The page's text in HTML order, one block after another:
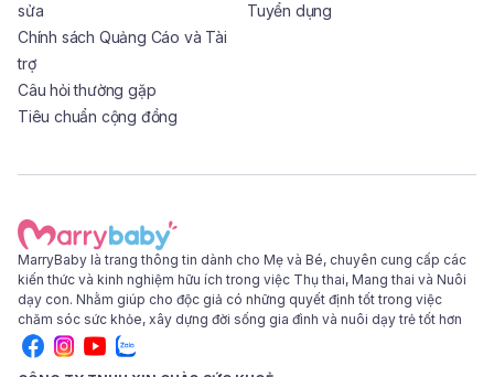
sửa
Chính sách Quảng Cáo và Tài
trợ
Câu hỏi thường gặp
Tiêu chuẩn cộng đồng
Tuyển dụng
MarryBaby là trang thông tin dành cho Mẹ và Bé, chuyên cung cấp các
kiến thức và kinh nghiệm hữu ích trong việc Thụ thai, Mang thai và Nuôi
dạy con. Nhằm giúp cho độc giả có những quyết định tốt trong việc
chăm sóc sức khỏe, xây dựng đời sống gia đình và nuôi dạy trẻ tốt hơn